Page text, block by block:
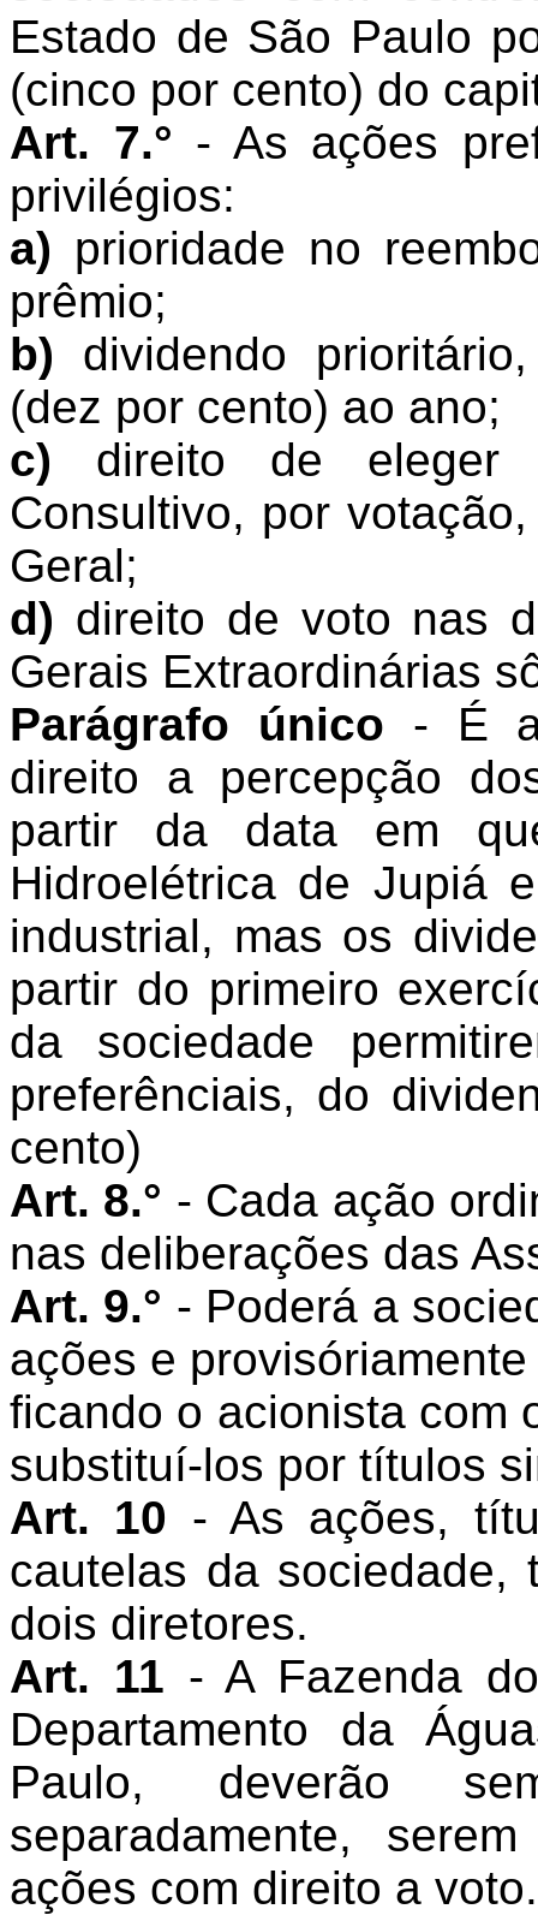
Estado de São Paulo
(cinco por cento) do
Art. 7.° - As ações
privilégios:
a) prioridade no
prêmio;
b) dividendo
(dez por cento) ao ano;
c) direito de eleger
Consultivo, por
Geral;
d) direito de voto nas
Gerais Extraordinárias
Parágrafo único - É
direito a percepção
partir da data em
Hidroelétrica de Jupiá
industrial, mas os
partir do primeiro
da sociedade
preferênciais, do
cento)
Art. 8.° - Cada ação
nas deliberações das
Art. 9.° - Poderá a
ações e
ficando o acionista com
substituí-los por títulos
Art. 10 - As ações,
cautelas da sociedade,
dois diretores.
Art. 11 - A Fazenda
Departamento da
Paulo, deverão
separadamente,
ações com direito a voto.